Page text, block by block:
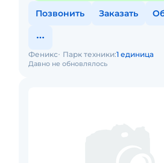
Позвонить Заказать
Давно не обновлялось
Феникс Парк техники:1 единица